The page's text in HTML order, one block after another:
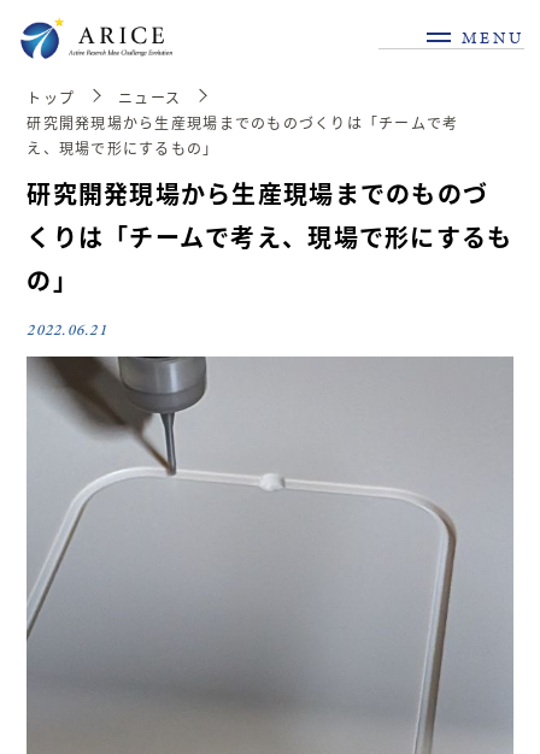
MENU
トップ
ニュース
研究開発現場から生産現場までのものづくりは「チームで考
え、現場で形にするもの」
研究開発現場から生産現場までのものづ
くりは「チームで考え、現場で形にするも
の」
2022.06.21